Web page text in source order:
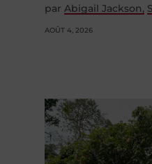
par Abigail Jackson
AOÛT 4, 2026